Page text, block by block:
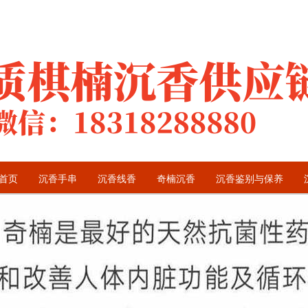
页 沉香手串 沉香线香 奇楠沉香 沉香鉴别与保养